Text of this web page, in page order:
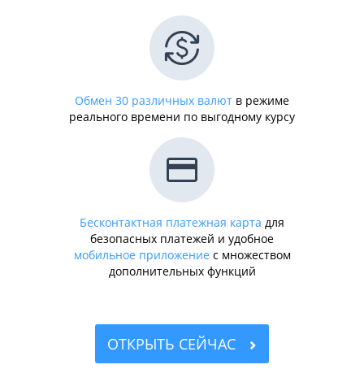
Обмен 30 различных валют в режиме
реального времени по выгодному курсу
Бесконтактная платежная карта для
безопасных платежей и удобное
мобильное приложение с множеством
дополнительных функций
ОТКРЫТЬ СЕЙЧАС